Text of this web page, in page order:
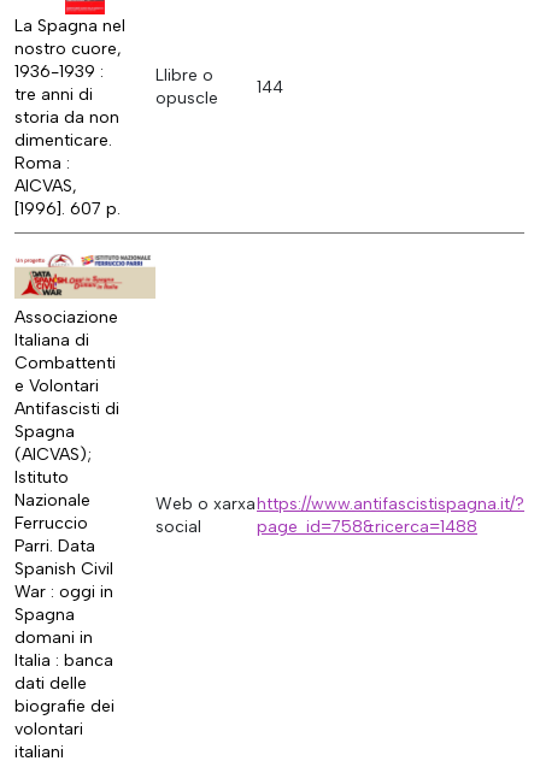
La Spagna nel
nostro cuore,
1936-1939 :
tre anni di
storia da non
dimenticare.
Roma :
AICVAS,
[1996]. 607 p.
Llibre o
opuscle
144
Associazione
Italiana di
Combattenti
e Volontari
Antifascisti di
Spagna
(AICVAS);
Istituto
Nazionale
Ferruccio
Parri. Data
Spanish Civil
War : oggi in
Spagna
domani in
Italia : banca
dati delle
biografie dei
volontari
italiani
Web o xarxa
social
https://www.antifascistispagna.it/?
page_id=758&ricerca=1488